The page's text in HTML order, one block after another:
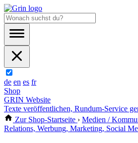
de en es fr
Shop
GRIN Website
Texte veröffentlichen, Rundum-Service
Zur Shop-Startseite › Medien /
Relations, Werbung, Marketing, Social